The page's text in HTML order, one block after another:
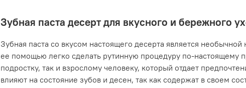
Зубная паста десерт для вкусного и бережного
Зубная паста со вкусом настоящего десерта является
ее помощью легко сделать рутинную процедуру по-настоящему
подростку, так и взрослому человеку, который отдает
влияют на состояние зубов и десен, так как содержат в своем